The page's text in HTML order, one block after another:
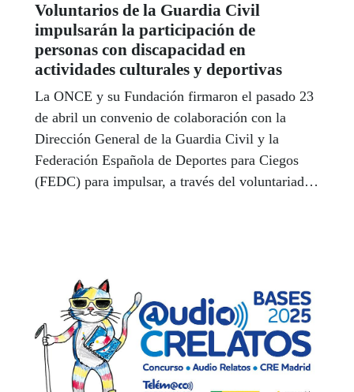
Voluntarios de la Guardia Civil
impulsarán la participación de
personas con discapacidad en
actividades culturales y deportivas
La ONCE y su Fundación firmaron el pasado 23
de abril un convenio de colaboración con la
Dirección General de la Guardia Civil y la
Federación Española de Deportes para Ciegos
(FEDC) para impulsar, a través del voluntariado,